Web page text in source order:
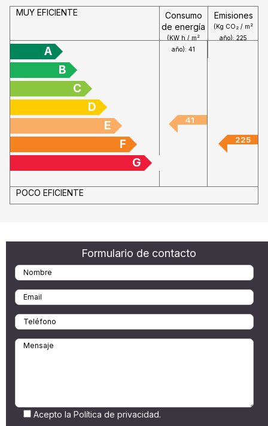
MUY EFICIENTE
Consumo
de energía
(KW h / m 2
año): 41
Emisiones
(Kg CO 2 / m 2
año): 225
A
B
C
D
E
F
G
41
225
POCO EFICIENTE
Formulario de contacto
Acepto la Política de privacidad.